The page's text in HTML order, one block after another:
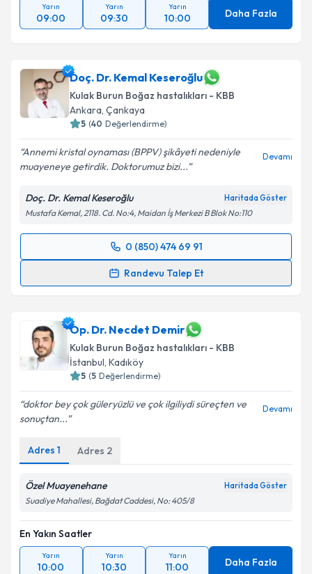
Yarın
09:00
Yarın
09:30
Yarın
10:00 Daha Fazla
Doç. Dr. Kemal Keseroğlu
Kulak Burun Boğaz hastalıkları - KBB
Ankara, Çankaya
5 (40 Değerlendirme)
Annemi kristal oynaması (BPPV) şikâyeti nedeniyle
muayeneye getirdik. Doktorumuz bizi...
Devamı
Doç. Dr. Kemal Keseroğlu Haritada Göster
Mustafa Kemal, 2118. Cd. No:4, Maidan İş Merkezi B Blok No:110
0 (850) 474 69 91
Randevu Talep Et
Randevu Takvimi Talebi
takvim hazırlandığında e-posta ile bilgilendireceğiz.
E-posta Adresiniz
kapsamda işlenmesini kabul ediyorum.
Takvim Talebini Gönder
Op. Dr. Necdet Demir
Kulak Burun Boğaz hastalıkları - KBB
İstanbul, Kadıköy
5 (5 Değerlendirme)
doktor bey çok güleryüzlü ve çok ilgiliydi süreçten ve
sonuçtan...
Devamı
Adres 1 Adres 2
Özel Muayenehane Haritada Göster
Suadiye Mahallesi, Bağdat Caddesi, No: 405/8
En Yakın Saatler
Yarın
10:00
Yarın
10:30
Yarın
11:00 Daha Fazla